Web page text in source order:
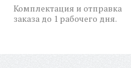
Комплектация и отправка
заказа до 1 рабочего дня.